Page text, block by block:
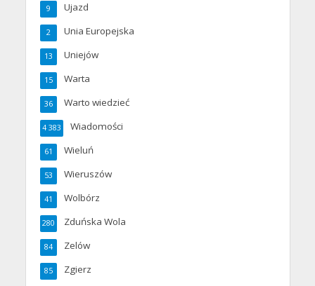
Ujazd
9
Unia Europejska
2
Uniejów
13
Warta
15
Warto wiedzieć
36
Wiadomości
4 383
Wieluń
61
Wieruszów
53
Wolbórz
41
Zduńska Wola
280
Zelów
84
Zgierz
85